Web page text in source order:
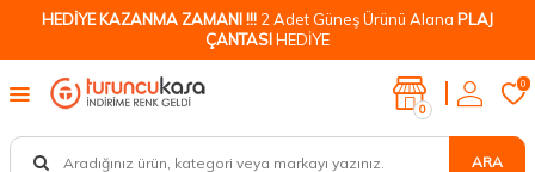
HEDİYE KAZANMA ZAMANI !!! 2 Adet Güneş Ürünü Alana PLAJ
ÇANTASIHEDİYE
ARA
0
0